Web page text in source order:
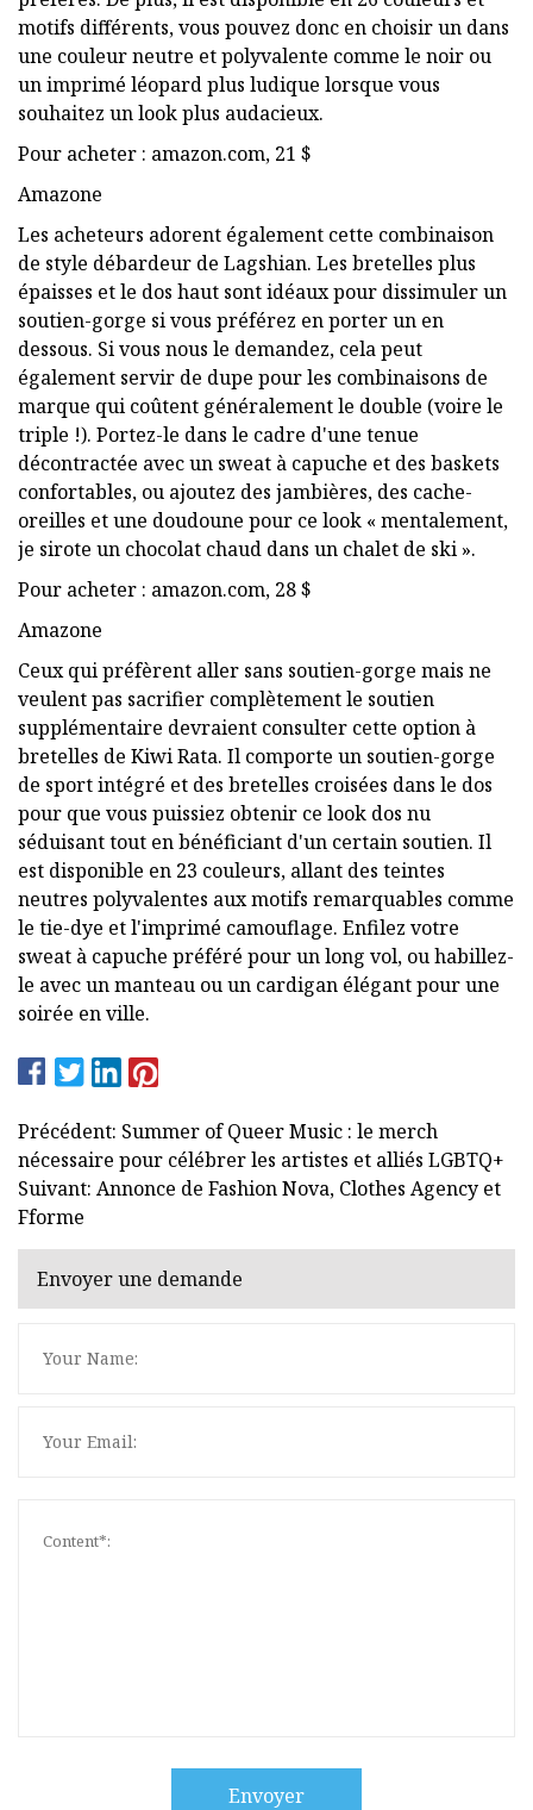
motifs différents, vous pouvez donc en choisir un dans
une couleur neutre et polyvalente comme le noir ou
un imprimé léopard plus ludique lorsque vous
souhaitez un look plus audacieux.
Pour acheter : amazon.com, 21 $
Amazone
Les acheteurs adorent également cette combinaison
de style débardeur de Lagshian. Les bretelles plus
épaisses et le dos haut sont idéaux pour dissimuler un
soutien-gorge si vous préférez en porter un en
dessous. Si vous nous le demandez, cela peut
également servir de dupe pour les combinaisons de
marque qui coûtent généralement le double (voire le
triple !). Portez-le dans le cadre d'une tenue
décontractée avec un sweat à capuche et des baskets
confortables, ou ajoutez des jambières, des cache-
oreilles et une doudoune pour ce look « mentalement,
je sirote un chocolat chaud dans un chalet de ski ».
Pour acheter : amazon.com, 28 $
Amazone
Ceux qui préfèrent aller sans soutien-gorge mais ne
veulent pas sacrifier complètement le soutien
supplémentaire devraient consulter cette option à
bretelles de Kiwi Rata. Il comporte un soutien-gorge
de sport intégré et des bretelles croisées dans le dos
pour que vous puissiez obtenir ce look dos nu
séduisant tout en bénéficiant d'un certain soutien. Il
est disponible en 23 couleurs, allant des teintes
neutres polyvalentes aux motifs remarquables comme
le tie-dye et l'imprimé camouflage. Enfilez votre
sweat à capuche préféré pour un long vol, ou habillez-
le avec un manteau ou un cardigan élégant pour une
soirée en ville.
Précédent: Summer of Queer Music : le merch
nécessaire pour célébrer les artistes et alliés LGBTQ+
Suivant: Annonce de Fashion Nova, Clothes Agency et
Fforme
Envoyer une demande
Envoyer